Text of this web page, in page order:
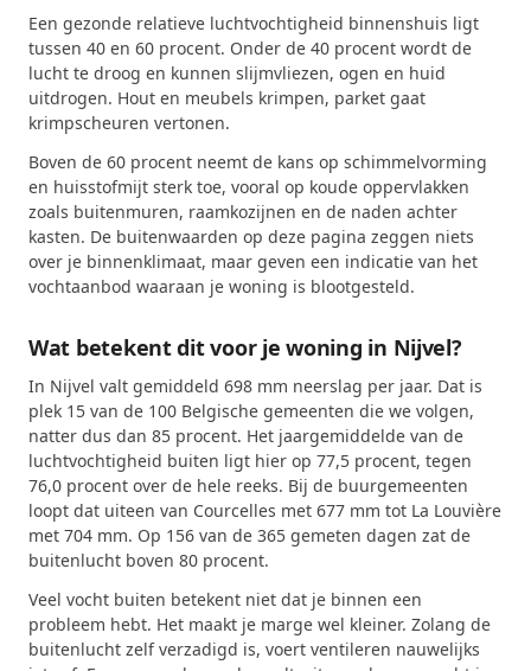
Een gezonde relatieve luchtvochtigheid binnenshuis ligt
tussen 40 en 60 procent. Onder de 40 procent wordt de
lucht te droog en kunnen slijmvliezen, ogen en huid
uitdrogen. Hout en meubels krimpen, parket gaat
krimpscheuren vertonen.
Boven de 60 procent neemt de kans op schimmelvorming
en huisstofmijt sterk toe, vooral op koude oppervlakken
zoals buitenmuren, raamkozijnen en de naden achter
kasten. De buitenwaarden op deze pagina zeggen niets
over je binnenklimaat, maar geven een indicatie van het
vochtaanbod waaraan je woning is blootgesteld.
Wat betekent dit voor je woning in Nijvel?
In Nijvel valt gemiddeld 698 mm neerslag per jaar. Dat is
plek 15 van de 100 Belgische gemeenten die we volgen,
natter dus dan 85 procent. Het jaargemiddelde van de
luchtvochtigheid buiten ligt hier op 77,5 procent, tegen
76,0 procent over de hele reeks. Bij de buurgemeenten
loopt dat uiteen van Courcelles met 677 mm tot La Louvière
met 704 mm. Op 156 van de 365 gemeten dagen zat de
buitenlucht boven 80 procent.
Veel vocht buiten betekent niet dat je binnen een
probleem hebt. Het maakt je marge wel kleiner. Zolang de
buitenlucht zelf verzadigd is, voert ventileren nauwelijks